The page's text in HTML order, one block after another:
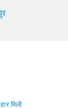
मिली